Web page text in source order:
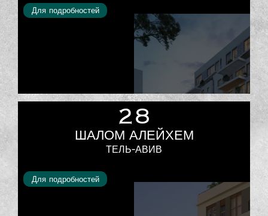
Для подробностей
28
ШАЛОМ АЛЕЙХЕМ
ТЕЛЬ-АВИВ
Для подробностей